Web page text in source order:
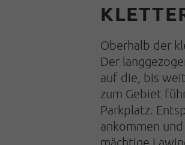
Oberhalb der
Der
auf die, bis
zum Gebiet
Parkplatz.
ankommen
mächtige